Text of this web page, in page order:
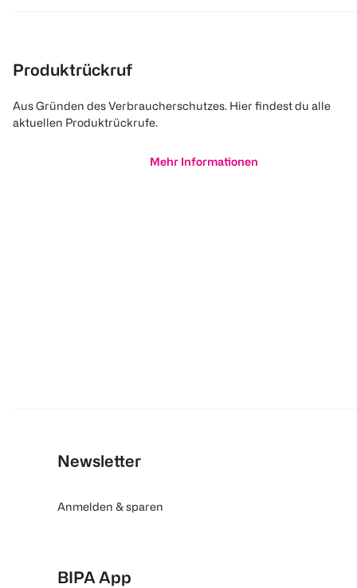
Produktrückruf
Aus Gründen des Verbraucherschutzes. Hier findest du alle
aktuellen Produktrückrufe.
Mehr Informationen
Newsletter
Anmelden & sparen
BIPA App